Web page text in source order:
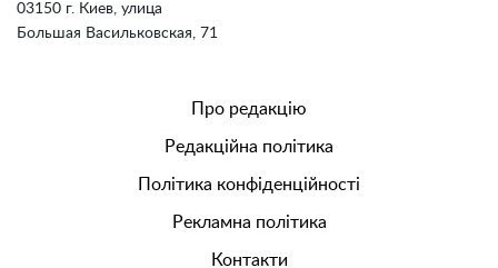
03150 г. Киев, улица
Большая Васильковская, 71
Про редакцію
Редакційна політика
Політика конфіденційності
Рекламна політика
Контакти